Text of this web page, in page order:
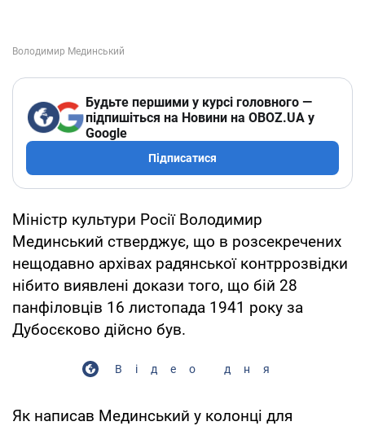
Будьте першими у курсі головного —
підпишіться на Новини на OBOZ.UA у
Google
Підписатися
Міністр культури Росії Володимир
Мединський стверджує, що в розсекречених
нещодавно архівах радянської контррозвідки
нібито виявлені докази того, що бій 28
панфіловців 16 листопада 1941 року за
Дубосєково дійсно був.
Відео дня
Як написав Мединський у колонці для